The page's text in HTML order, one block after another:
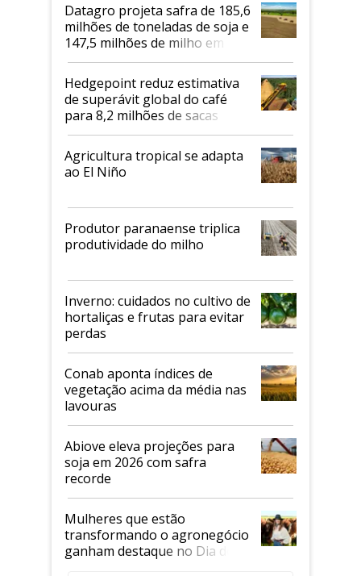
Datagro projeta safra de 185,6
milhões de toneladas de soja e
147,5 milhões de milho em
2026/27
Hedgepoint reduz estimativa
de superávit global do café
para 8,2 milhões de sacas
Agricultura tropical se adapta
ao El Niño
Produtor paranaense triplica
produtividade do milho
Inverno: cuidados no cultivo de
hortaliças e frutas para evitar
perdas
Conab aponta índices de
vegetação acima da média nas
lavouras
Abiove eleva projeções para
soja em 2026 com safra
recorde
Mulheres que estão
transformando o agronegócio
ganham destaque no Dia do